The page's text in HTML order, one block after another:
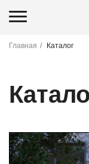
Главная Каталог